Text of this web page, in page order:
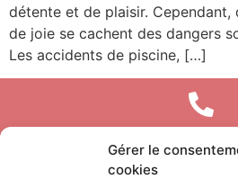
Gérer le
cookies
détente et de plaisir. Cependant,
de joie se cachent des dangers
Les accidents de piscine, […]
04 93 40 81